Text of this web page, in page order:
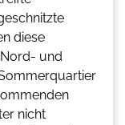
diese
und
nicht